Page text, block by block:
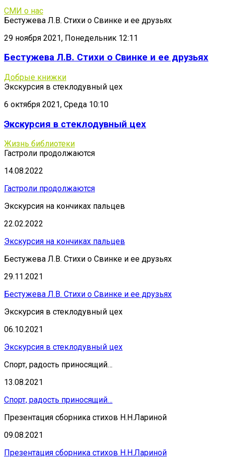
СМИ о нас
Бестужева Л.В. Стихи о Свинке и ее друзьях
29 ноября 2021, Понедельник 12:11
Бестужева Л.В. Стихи о Свинке и ее друзьях
Добрые книжки
Экскурсия в стеклодувный цех
6 октября 2021, Среда 10:10
Экскурсия в стеклодувный цех
Жизнь библиотеки
Гастроли продолжаются
14.08.2022
Гастроли продолжаются
Экскурсия на кончиках пальцев
22.02.2022
Экскурсия на кончиках пальцев
Бестужева Л.В. Стихи о Свинке и ее друзьях
29.11.2021
Бестужева Л.В. Стихи о Свинке и ее друзьях
Экскурсия в стеклодувный цех
06.10.2021
Экскурсия в стеклодувный цех
Спорт, радость приносящий…
13.08.2021
Спорт, радость приносящий…
Презентация сборника стихов Н.Н.Лариной
09.08.2021
Презентация сборника стихов Н.Н.Лариной